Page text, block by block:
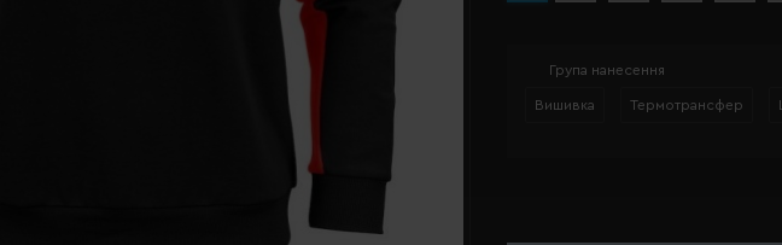
Група нанесення
Вишивка Термотрансфер